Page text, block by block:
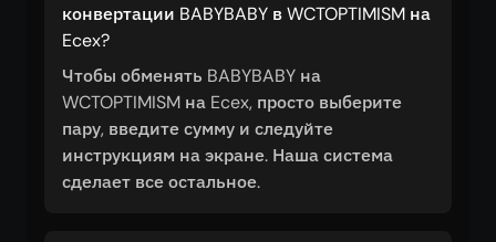
конвертации BABYBABY в WCTOPTIMISM на
Ecex?
Чтобы обменять BABYBABY на
WCTOPTIMISM на Ecex, просто выберите
пару, введите сумму и следуйте
инструкциям на экране. Наша система
сделает все остальное.